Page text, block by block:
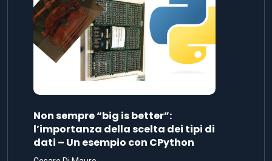
Non sempre “big is better”:
l’importanza della scelta dei tipi di
dati – Un esempio con CPython